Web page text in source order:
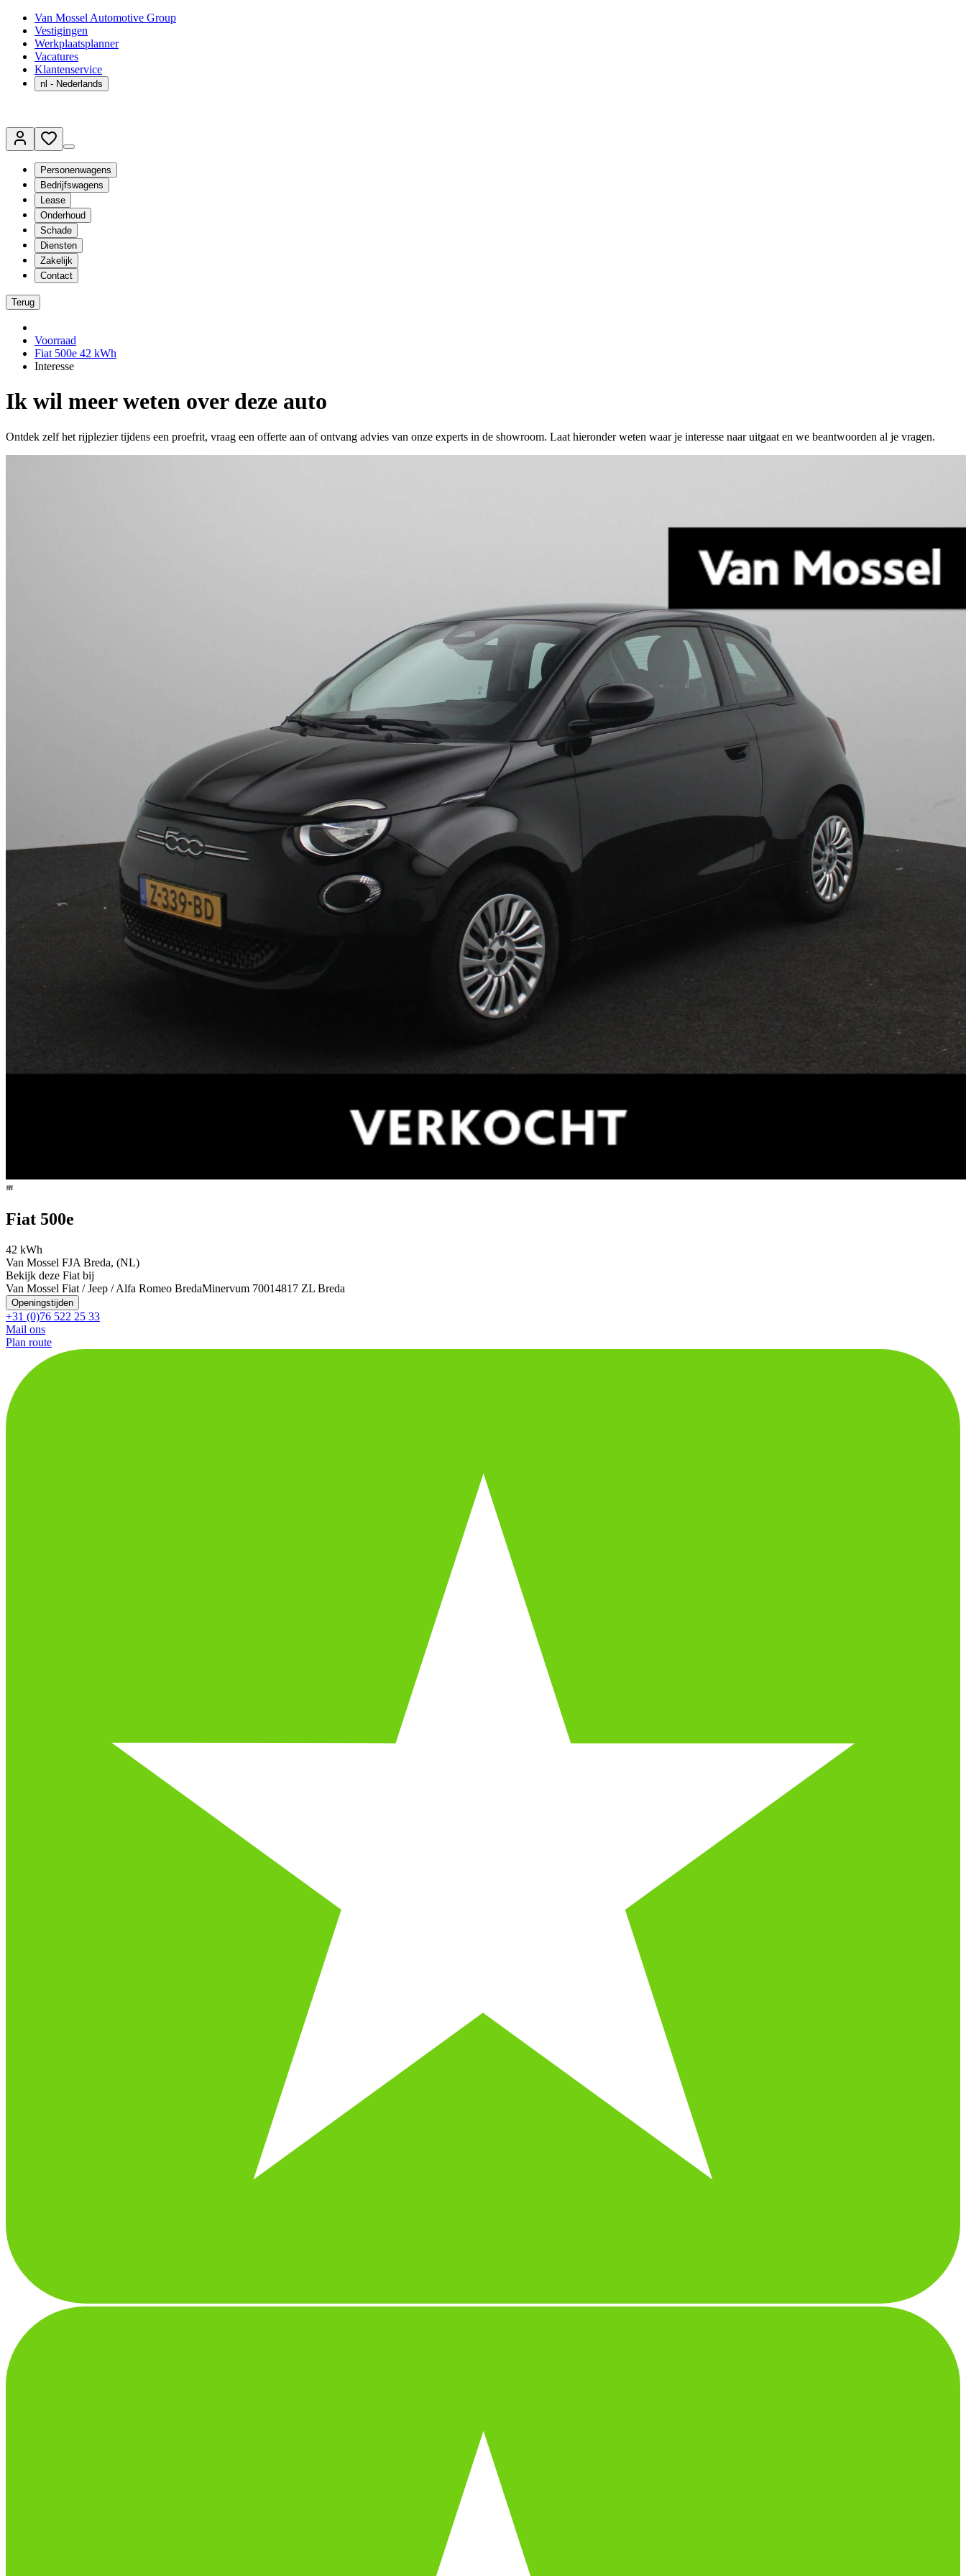
Van Mossel Automotive Group
Vestigingen
Werkplaatsplanner
Vacatures
Klantenservice
nl - Nederlands
Personenwagens
Bedrijfswagens
Lease
Onderhoud
Schade
Diensten
Zakelijk
Contact
Terug
Voorraad
Fiat 500e 42 kWh
Interesse
Ik wil meer weten over deze auto
Ontdek zelf het rijplezier tijdens een proefrit, vraag een offerte aan of ontvang advies van onze experts in de showroom. Laat hieronder weten waar je interesse naar uitgaat en we beantwoorden al je vragen.
Fiat 500e
42 kWh
Van Mossel FJA Breda, (NL)
Bekijk deze Fiat bij
Van Mossel Fiat / Jeep / Alfa Romeo BredaMinervum 70014817 ZL Breda
Openingstijden
+31 (0)76 522 25 33
Mail ons
Plan route